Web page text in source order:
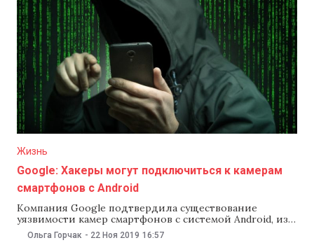
Жизнь
Google: Хакеры могут подключиться к камерам
смартфонов с Android
Компания Google подтвердила существование
уязвимости камер смартфонов с системой Android, из-
за которой могли пострадать «сотни миллионов»
пользователей. Исследователи компании по
Ольга Горчак - 22 Ноя 2019 16:57